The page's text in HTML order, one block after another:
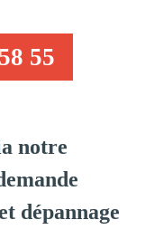
55
notre
dépannage